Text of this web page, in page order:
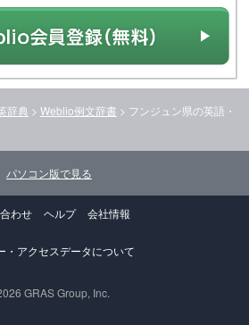
辞典 > Weblio例文辞書 > フンジュン県の英語・
パソコン版で見る
わせ ヘルプ 会社情報
・アクセスデータについて
GRAS Group, Inc.